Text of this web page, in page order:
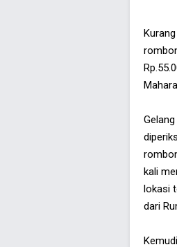
kali
lokasi
dari